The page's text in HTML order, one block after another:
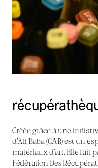
Créée grâce à une
d’Ali Baba (CAB) est un
matériaux d’art. Elle fait
Fédération Des